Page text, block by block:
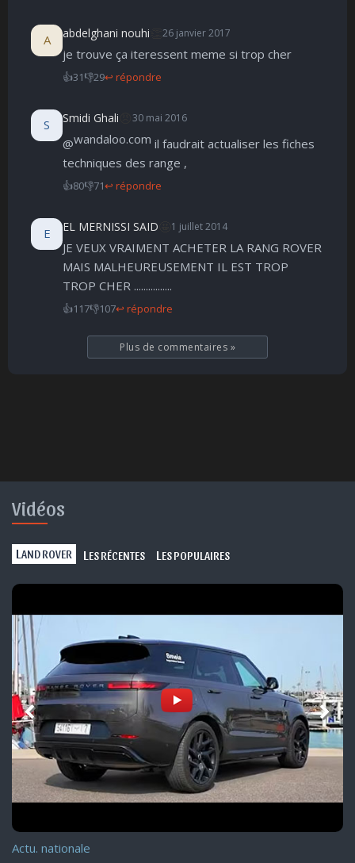
A abdelghani nouhi 26 janvier 2017
je trouve ça iteressent meme si trop cher
👍31👎29↩ répondre
S Smidi Ghali 30 mai 2016
@wandaloo.com il faudrait actualiser les fiches
techniques des range ,
👍80👎71↩ répondre
E EL MERNISSI SAID 1 juillet 2014
JE VEUX VRAIMENT ACHETER LA RANG ROVER
MAIS MALHEUREUSEMENT IL EST TROP
TROP CHER ................
👍117👎107↩ répondre
Plus de commentaires »
Vidéos
L AND ROVER L ES RÉCENTES L ES POPULAIRES
Actu. nationale